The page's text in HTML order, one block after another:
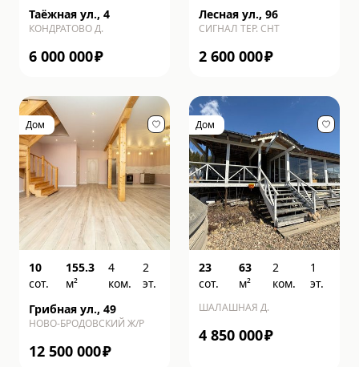
Таёжная ул., 4
КОНДРАТОВО Д.
6 000 000₽
Лесная ул., 96
СИГНАЛ ТЕР. СНТ
2 600 000₽
Дом
10
сот.
155.3
м²
4
ком.
2
эт.
Грибная ул., 49
НОВО-БРОДОВСКИЙ Ж/Р
12 500 000₽
Дом
23
сот.
63
м²
2
ком.
1
эт.
ШАЛАШНАЯ Д.
4 850 000₽